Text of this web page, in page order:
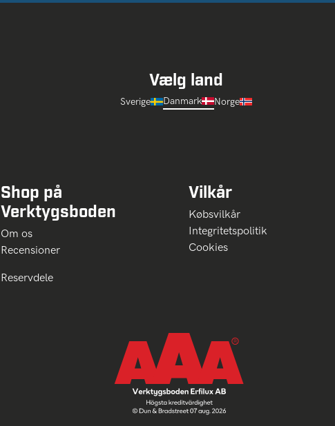
Vælg land
Sverige Danmark Norge
Shop på
Verktygsboden
Om os
Recensioner
Reservdele
Vilkår
Købsvilkår
Integritetspolitik
Cookies